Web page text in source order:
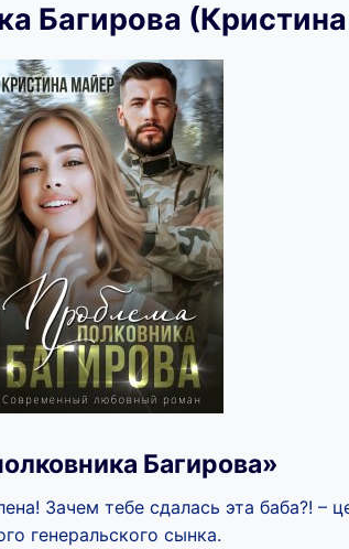
Багирова
Багирова»
Зачем тебе сдалась эта баба?! –
генеральского сынка.